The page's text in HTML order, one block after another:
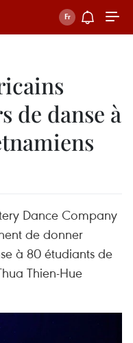
de danse à
Dance Company
de donner
à 80 étudiants de
Thien-Hue